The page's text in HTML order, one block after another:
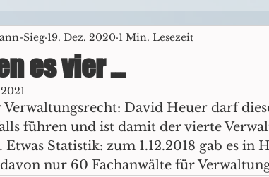
Wirtschaft
Glücksspielrecht
es vier ...
Sieg 19. Dez. 2020 1 Min. Lesezeit
Verwaltungsrecht: David Heuer darf
führen und ist damit der vierte
Statistik: zum 1.12.2018 gab es in
nur 60 Fachanwälte für